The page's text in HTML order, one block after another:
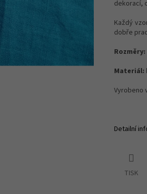
dekorací,
Každý
dobře
Rozměry:
Materiál:
Vyrobeno
Detailní
TISK